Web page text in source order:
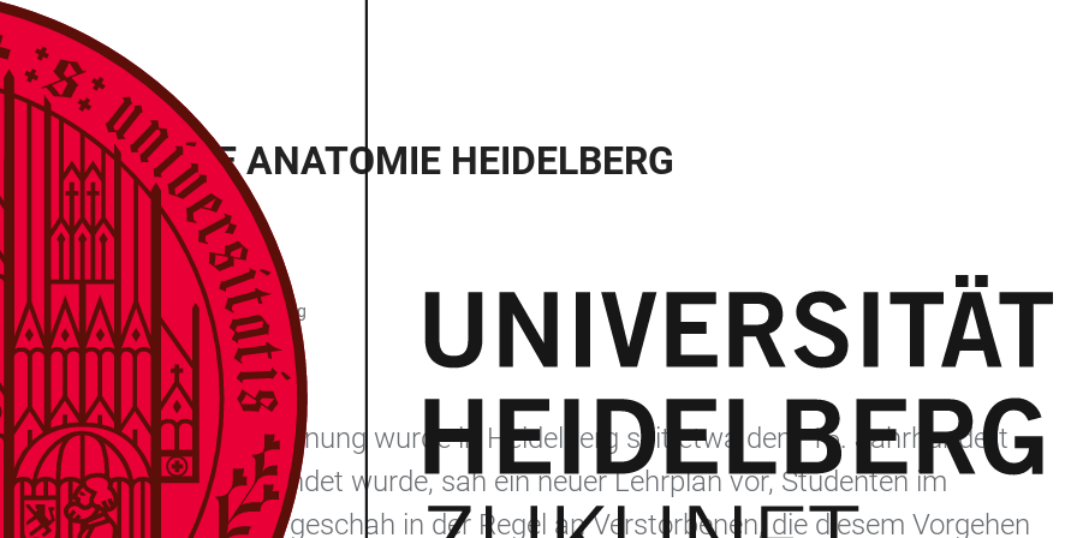
IN DIE ANATOMIE HEIDELBERG
Ebert-Platz 2, 69117 Heidelberg
Heidelberg
Leichenöffnung wurde in Heidelberg seit etwa dem 16. Jahrhundert
im Jahr 1804 gegründet wurde, sah ein neuer Lehrplan vor, Studenten im
zu erklären. Dies geschah in der Regel an Verstorbenen, die diesem Vorgehen